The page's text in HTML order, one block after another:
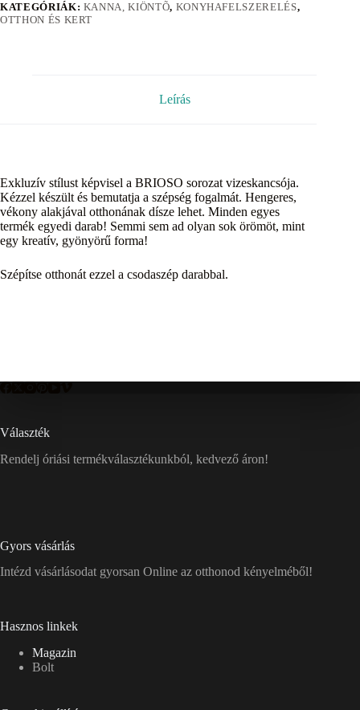
KATEGÓRIÁK: KANNA, KIÖNTÕ, KONYHAFELSZERELÉS,
OTTHON ÉS KERT
Leírás
Exkluzív stílust képvisel a BRIOSO sorozat vizeskancsója.
Kézzel készült és bemutatja a szépség fogalmát. Hengeres,
vékony alakjával otthonának dísze lehet. Minden egyes
termék egyedi darab! Semmi sem ad olyan sok örömöt, mint
egy kreatív, gyönyörű forma!
Szépítse otthonát ezzel a csodaszép darabbal.
Választék
Rendelj óriási termékválasztékunkból, kedvező áron!
Gyors vásárlás
Intézd vásárlásodat gyorsan Online az otthonod kényelméből!
Hasznos linkek
Magazin
Bolt